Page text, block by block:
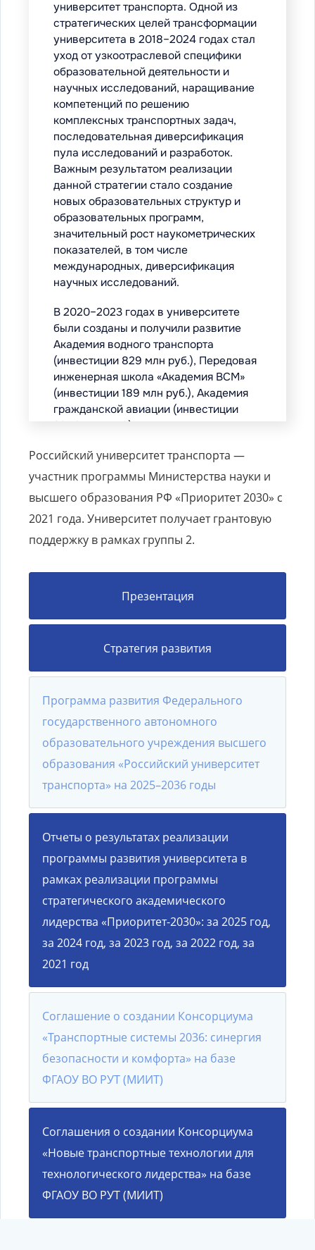
Российский университет транспорта —
участник программы Министерства науки и
высшего образования РФ «Приоритет 2030» с
2021 года. Университет получает грантовую
поддержку в рамках группы 2.
Презентация
Стратегия развития
Программа развития Федерального
государственного автономного
образовательного учреждения высшего
образования «Российский университет
транспорта» на 2025–2036 годы
Отчеты о результатах реализации
программы развития университета в
рамках реализации программы
стратегического академического
лидерства «Приоритет-2030»: за 2025 год,
за 2024 год, за 2023 год, за 2022 год, за
2021 год
Соглашение о создании Консорциума
«Транспортные системы 2036: синергия
безопасности и комфорта» на базе
ФГАОУ ВО РУТ (МИИТ)
Соглашения о создании Консорциума
«Новые транспортные технологии для
технологического лидерства» на базе
ФГАОУ ВО РУТ (МИИТ)